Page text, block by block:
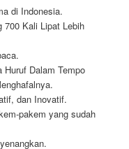
di Indonesia.
700 Kali Lipat Lebih
Dalam Tempo
dan Inovatif.
pakem yang sudah